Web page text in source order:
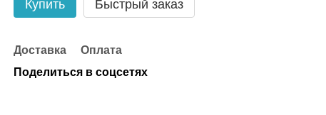
Купить Быстрый заказ
Доставка
Оплата
Поделиться в соцсетях